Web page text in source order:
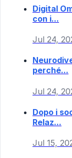
Digital
con i...
Jul 24,
perché...
Jul 24,
Dopo i
Relaz...
Jul 15,